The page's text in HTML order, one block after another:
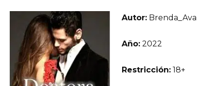
Autor: Brenda_Ava
Año: 2022
Restricción: 18+